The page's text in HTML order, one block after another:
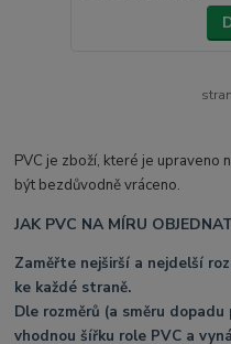
PVC je zboží, které je upraveno
být bezdůvodně vráceno.
JAK PVC NA MÍRU
Zaměřte nejširší a nejdelší
ke každé straně.
Dle rozměrů (a směru
vhodnou šířku role PVC a